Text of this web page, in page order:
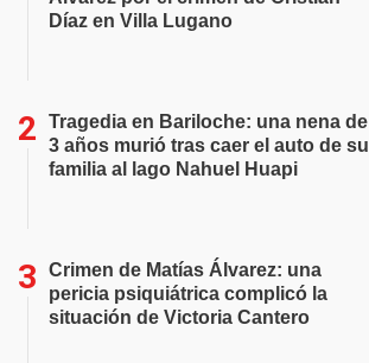
Díaz en Villa Lugano
Tragedia en Bariloche: una nena de
3 años murió tras caer el auto de su
familia al lago Nahuel Huapi
Crimen de Matías Álvarez: una
pericia psiquiátrica complicó la
situación de Victoria Cantero